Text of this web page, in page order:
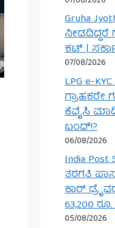
Gruha
ಕಟ್ |
07/08/2026
LPG e-
ಗ್ರಾಹಕರೇ
ಕೆವೈಸಿ
ಬಂದ್!?
06/08/2026
India Post
ತರಗತಿ
ಕಾರ್
63,200
05/08/2026